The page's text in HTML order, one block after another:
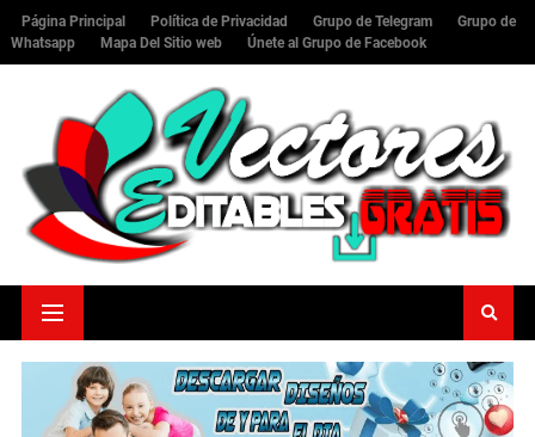
Página Principal Política de Privacidad Grupo de Telegram
Grupo de
Whatsapp
Mapa Del Sitio web Únete al Grupo de Facebook